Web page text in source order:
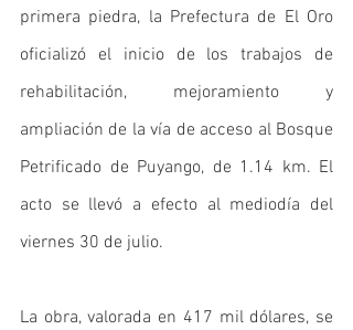
primera piedra, la Prefectura de El Oro
oficializó el inicio de los trabajos de
rehabilitación, mejoramiento y
ampliación de la vía de acceso al Bosque
Petrificado de Puyango, de 1.14 km. El
acto se llevó a efecto al mediodía del
viernes 30 de julio.
La obra, valorada en 417 mil dólares, se